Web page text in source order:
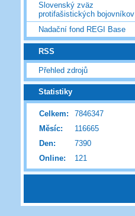
Slovenský zväz
protifašistických bojovníkov
Nadační fond REGI Base
RSS
Přehled zdrojů
Statistiky
Online: 121
Celkem:
7846347
Měsíc:
116665
Den:
7390